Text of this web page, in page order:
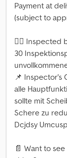
Payment at
(subject to
👷‍♂️ Inspected
30
📌 Inspector's
alle
sollte mit
Schere zu
Dcjdsy
📄 Want to